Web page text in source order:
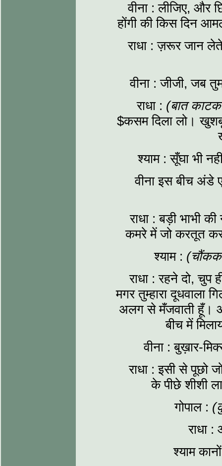
वीना : लीजिए, और
होंगी की किस दिन
राधा : ज़रूर जान
वीना : जीजी, जब
राधा : (बात
$कसम दिला लो।
श्याम : सूँघा भी
वीना इस बीच
राधा : बड़ी भाभी
कमरे में जो करतूत
श्याम :
राधा : रहने दो, चुप
मगर तुम्हारा
अलग से मँजवाती हूँ।
बीच में
वीना : बुख़ार-
राधा : इसी से पूछो
के पीछे शीशी
गोपाल :
राधा
श्याम